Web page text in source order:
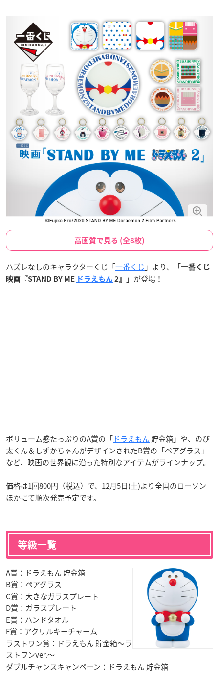
高画質で見る (全8枚)
ハズレなしのキャラクターくじ「一番くじ 」より、「一番くじ
映画『STAND BY ME ドラえもん 2』 」が登場！
ボリューム感たっぷりのA賞の「ドラえもん 貯金箱」や、のび
太くん＆しずかちゃんがデザインされたB賞の「ペアグラス」
など、映画の世界観に沿った特別なアイテムがラインナップ。
価格は1回800円（税込）で、12月5日(土)より全国のローソン
ほかにて順次発売予定です。
等級一覧
A賞：ドラえもん 貯金箱
B賞：ペアグラス
C賞：大きなガラスプレート
D賞：ガラスプレート
E賞：ハンドタオル
F賞：アクリルキーチャーム
ラストワン賞：ドラえもん 貯金箱～ラ
ストワンver.～
ダブルチャンスキャンペーン：ドラえもん 貯金箱